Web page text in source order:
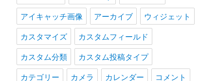
アイキャッチ画像
アーカイブ
ウィジェット
カスタマイズ
カスタムフィールド
カスタム分類
カスタム投稿タイプ
カテゴリー
カメラ カレンダー
コメント